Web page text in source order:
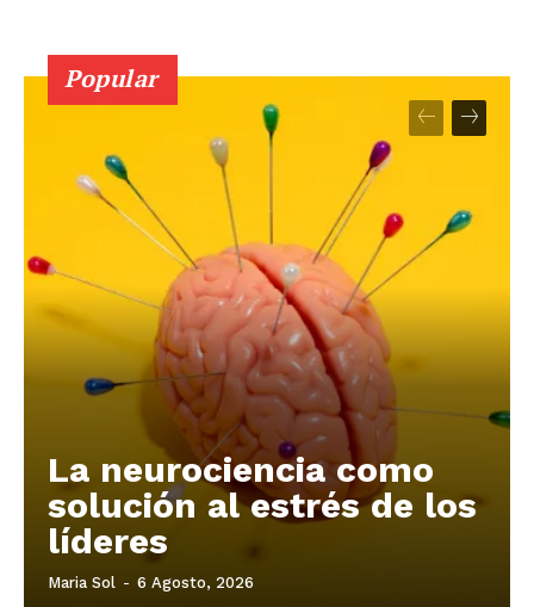
Popular
La neurociencia como
solución al estrés de los
líderes
Maria Sol - 6 Agosto, 2026